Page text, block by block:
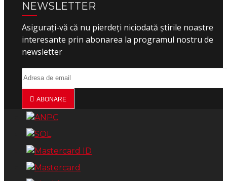
NEWSLETTER
Asigurați-vă că nu pierdeți niciodată știrile noastre
interesante prin abonarea la programul nostru de
newsletter
ABONARE